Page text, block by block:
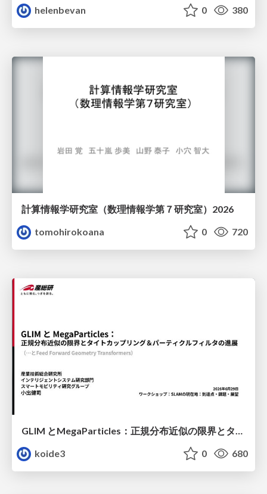
helenbevan 0 380
計算情報学研究室 （数理情報学第７研究室）2026
tomohirokoana
0 720
GLIM とMegaParticles：正規分布近似の限界とタイトカップリング＆パーティクルフィルタの進展 / GLIM and MegaParticles : Progress of the distribution representation in SLAM
koide3
0 680